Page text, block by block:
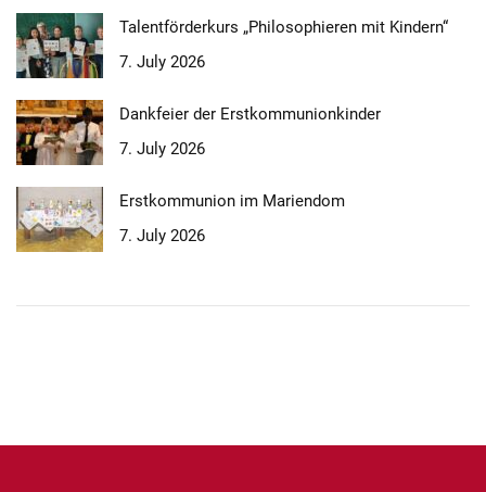
Talentförderkurs „Philosophieren mit Kindern“
7. July 2026
Dankfeier der Erstkommunionkinder
7. July 2026
Erstkommunion im Mariendom
7. July 2026